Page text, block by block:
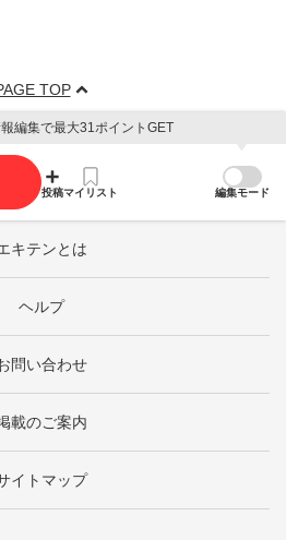
TOP
編集で最大31ポイントGET
投稿マイリスト 編集モード
キテンとは
ヘルプ
問い合わせ
載のご案内
イトマップ